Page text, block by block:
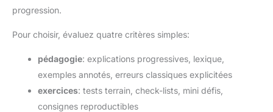
progression.
Pour choisir, évaluez quatre critères simples:
pédagogie: explications progressives, lexique,
exemples annotés, erreurs classiques explicitées
exercices: tests terrain, check-lists, mini défis,
consignes reproductibles